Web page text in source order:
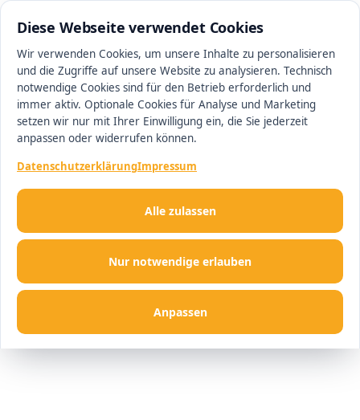
Diese Webseite verwendet Cookies
Wir verwenden Cookies, um unsere Inhalte zu personalisieren
und die Zugriffe auf unsere Website zu analysieren. Technisch
notwendige Cookies sind für den Betrieb erforderlich und
immer aktiv. Optionale Cookies für Analyse und Marketing
setzen wir nur mit Ihrer Einwilligung ein, die Sie jederzeit
anpassen oder widerrufen können.
DatenschutzerklärungImpressum
Nur notwendige erlauben
Anpassen
Alle zulassen